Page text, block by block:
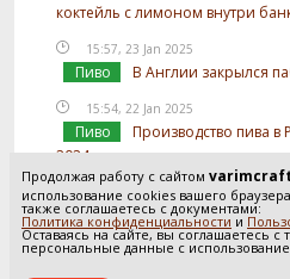
Продолжая работу с сайтом
использование cookies вашего
также соглашаетесь с документами:
Политика конфиденциальности и
Оставаясь на сайте, вы соглашаетесь
персональные данные с
коктейль с лимоном внутри
15:57, 23 Jan 2025
Пиво В Англии закрылся
15:54, 22 Jan 2025
Пиво
Производство пива в
2024 году
15:52, 21 Jan 2025
Пиво
В России
использование солода в